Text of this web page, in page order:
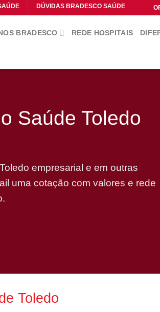
DÚVIDAS BRADESCO SAÚDE
BRADESCO REDE HOSPITAIS
Saúde Toledo
empresarial e em outras
uma cotação com valores e rede
Toledo